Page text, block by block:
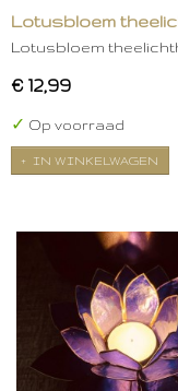
Lotusbloem
Lotusbloem
€ 12,99
✓ Op voorraad
IN WINKELWAGEN